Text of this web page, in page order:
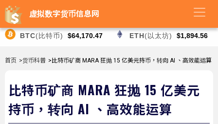
虚拟数字货币信息网
BTC(比特币) $64,170.47 ETH(以太坊) $1,894.56
首页 >货币科普 >比特币矿商 MARA 狂抛 15 亿美元持币，转向 AI 、高效能运算
比特币矿商 MARA 狂抛 15 亿美元
持币，转向 AI 、高效能运算